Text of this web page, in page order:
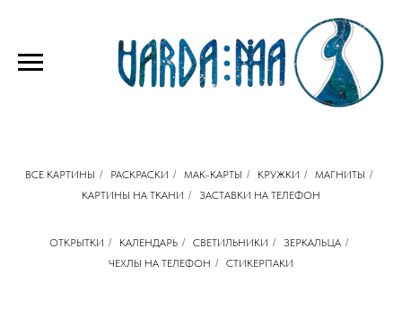
ВСЕ КАРТИНЫ / РАСКРАСКИ / МАК-КАРТЫ / КРУЖКИ / МАГНИТЫ /
КАРТИНЫ НА ТКАНИ / ЗАСТАВКИ НА ТЕЛЕФОН
ОТКРЫТКИ / КАЛЕНДАРЬ / СВЕТИЛЬНИКИ / ЗЕРКАЛЬЦА /
ЧЕХЛЫ НА ТЕЛЕФОН / СТИКЕРПАКИ